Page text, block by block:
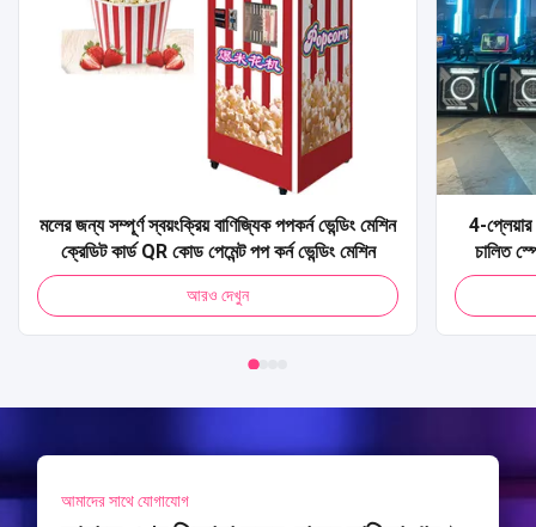
মলের জন্য সম্পূর্ণ স্বয়ংক্রিয় বাণিজ্যিক পপকর্ন ভেন্ডিং মেশিন
ক্রেডিট কার্ড QR কোড পেমেন্ট পপ কর্ন ভেন্ডিং মেশিন
আরও দেখুন
4-প্লেয়ার
চালিত
আর্কেড
আমাদের সাথে যোগাযোগ